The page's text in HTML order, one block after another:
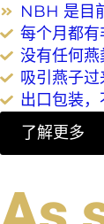
NBH 是目
每个月都
没有任何
吸引燕子
出口包装
了解更多